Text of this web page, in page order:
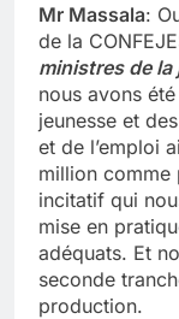
Mr Massala:
de la
ministres de
nous avons
jeunesse et
et de l’emploi
million comme
incitatif qui
mise en
adéquats. Et
seconde
production.